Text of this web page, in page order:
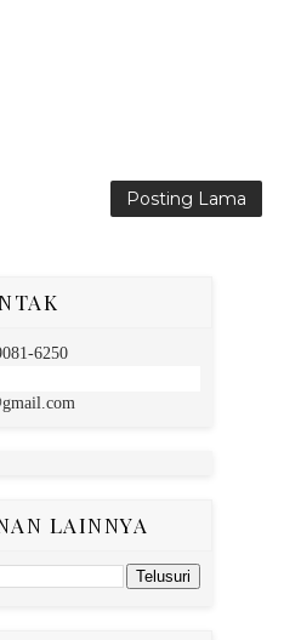
Posting Lama
6250
LAINNYA